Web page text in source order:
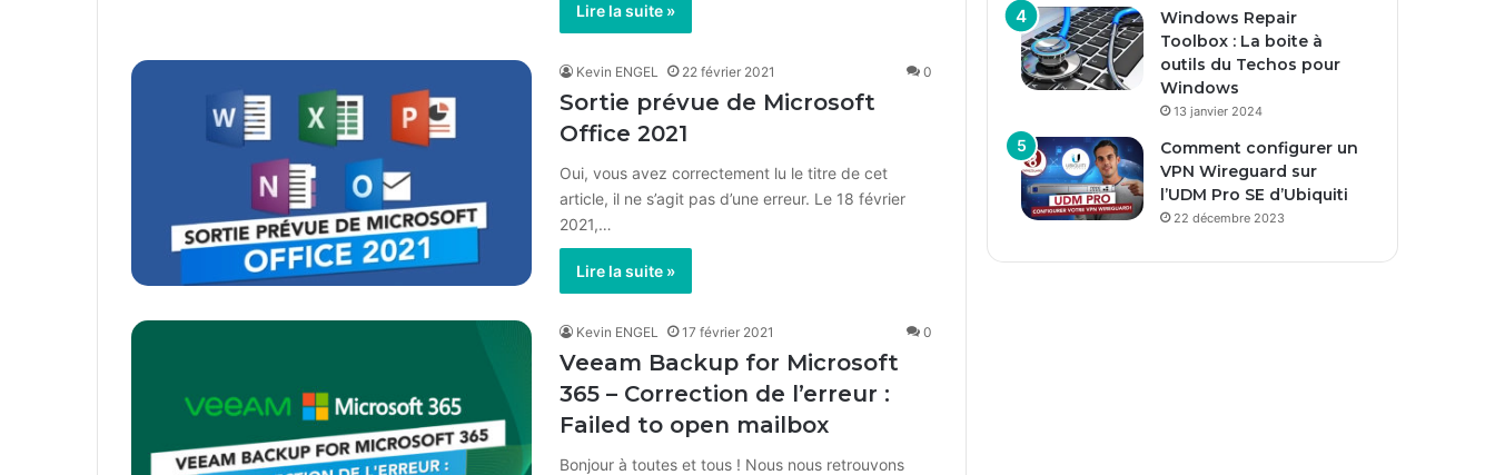
Lire la suite »
Kevin ENGEL 22 février 2021 0
Sortie prévue de Microsoft
Office 2021
Oui, vous avez correctement lu le titre de cet
article, il ne s’agit pas d’une erreur. Le 18 février
2021,…
Lire la suite »
Kevin ENGEL 17 février 2021 0
Veeam Backup for Microsoft
365 – Correction de l’erreur :
Failed to open mailbox
Bonjour à toutes et tous ! Nous nous retrouvons
Windows Repair
Toolbox : La boite à
outils du Techos pour
Windows
13 janvier 2024
Comment configurer un
VPN Wireguard sur
l’UDM Pro SE d’Ubiquiti
22 décembre 2023